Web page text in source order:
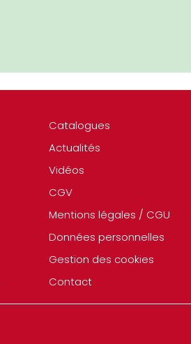
Catalogues
Actualités
Vidéos
CGV
Mentions légales / CGU
Données personnelles
Gestion des cookies
Contact